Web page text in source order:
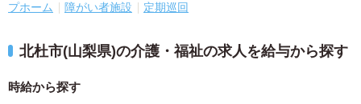
プホーム
障がい者施設 定期巡回
北杜市(山梨県)の介護・福祉の求人を給与から探す
時給から探す